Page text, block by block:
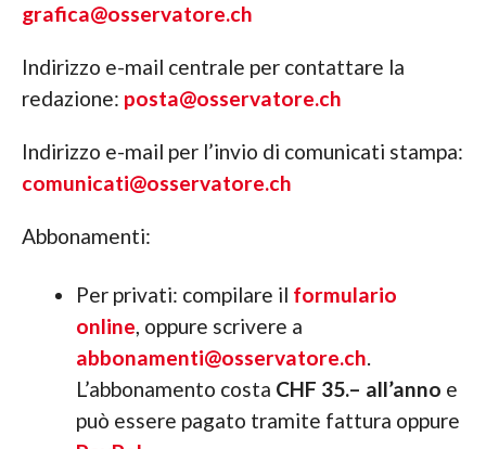
grafica@osservatore.ch
Indirizzo e-mail centrale per contattare la
redazione: posta@osservatore.ch
Indirizzo e-mail per l’invio di comunicati stampa:
comunicati@osservatore.ch
Abbonamenti:
Per privati: compilare il formulario
online, oppure scrivere a
abbonamenti@osservatore.ch.
L’abbonamento costa CHF 35.– all’anno e
può essere pagato tramite fattura oppure